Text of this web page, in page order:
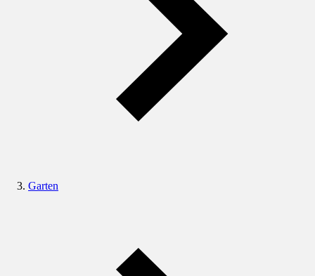
Garten